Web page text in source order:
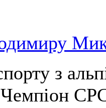
з
Чемпіон